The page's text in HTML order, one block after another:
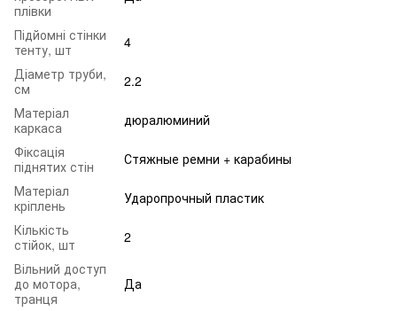
плівки
Підйомні стінки
тенту, шт
4
Діаметр труби,
см
2.2
Матеріал
каркаса
дюралюминий
Фіксація
піднятих стін
Стяжные ремни + карабины
Матеріал
кріплень
Ударопрочный пластик
Кількість
стійок, шт
2
Вільний доступ
до мотора,
транця
Да